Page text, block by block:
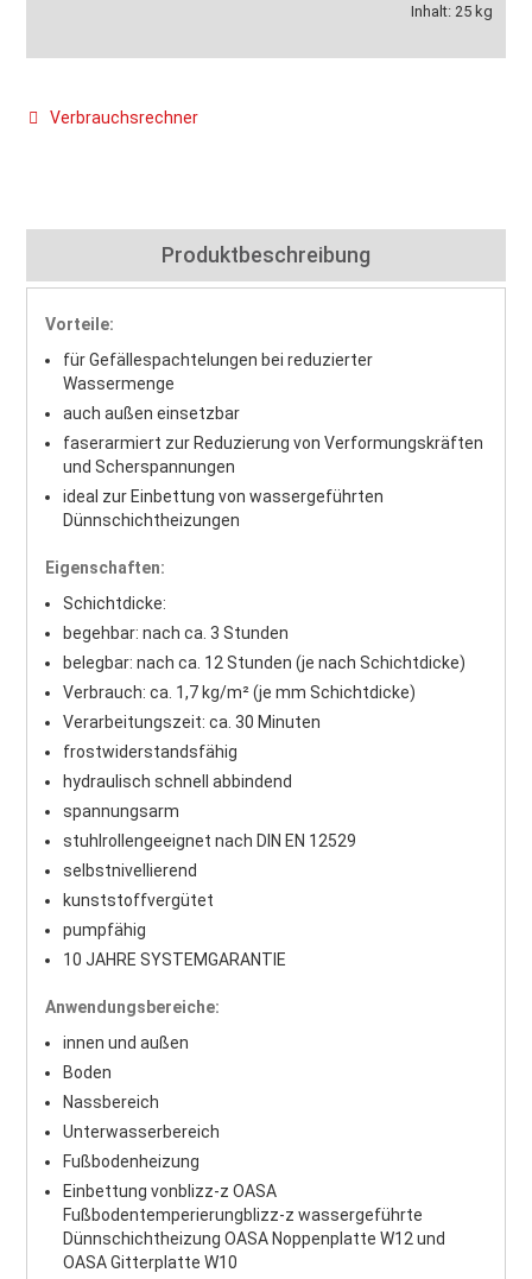
Inhalt: 25 kg
Verbrauchsrechner
Produktbeschreibung
Vorteile:
für Gefällespachtelungen bei reduzierter
Wassermenge
auch außen einsetzbar
faserarmiert zur Reduzierung von Verformungskräften
und Scherspannungen
ideal zur Einbettung von wassergeführten
Dünnschichtheizungen
Eigenschaften:
Schichtdicke:
begehbar: nach ca. 3 Stunden
belegbar: nach ca. 12 Stunden (je nach Schichtdicke)
Verbrauch: ca. 1,7 kg/m² (je mm Schichtdicke)
Verarbeitungszeit: ca. 30 Minuten
frostwiderstandsfähig
hydraulisch schnell abbindend
spannungsarm
stuhlrollengeeignet nach DIN EN 12529
selbstnivellierend
kunststoffvergütet
pumpfähig
10 JAHRE SYSTEMGARANTIE
Anwendungsbereiche:
innen und außen
Boden
Nassbereich
Unterwasserbereich
Fußbodenheizung
Einbettung vonblizz-z OASA
Fußbodentemperierungblizz-z wassergeführte
Dünnschichtheizung OASA Noppenplatte W12 und
OASA Gitterplatte W10